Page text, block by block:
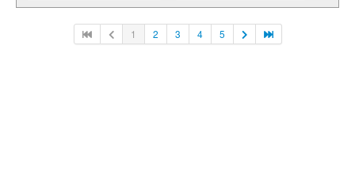
1 2 3 4 5